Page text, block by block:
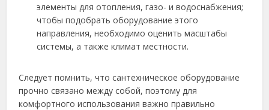
элементы для отопления, газо- и водоснабжения;
чтобы подобрать оборудование этого
направления, необходимо оценить масштабы
системы, а также климат местности.
Следует помнить, что сантехническое оборудование
прочно связано между собой, поэтому для
комфортного использования важно правильно